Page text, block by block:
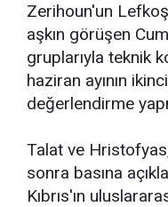
Zerihoun'un
aşkın görüşen
gruplarıyla teknik
haziran ayının
değerlendirme
Talat ve
sonra basına
Kıbrıs'ın